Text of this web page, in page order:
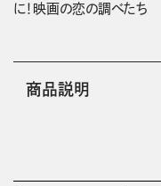
商品説明